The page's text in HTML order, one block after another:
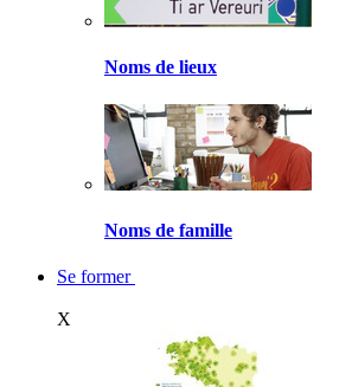
Noms de lieux
Noms de famille
Se former
X